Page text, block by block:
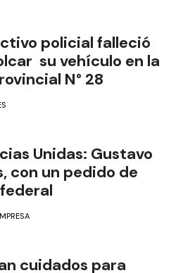
policial falleció
su vehículo en la
N° 28
Unidas: Gustavo
con un pedido de
cuidados para